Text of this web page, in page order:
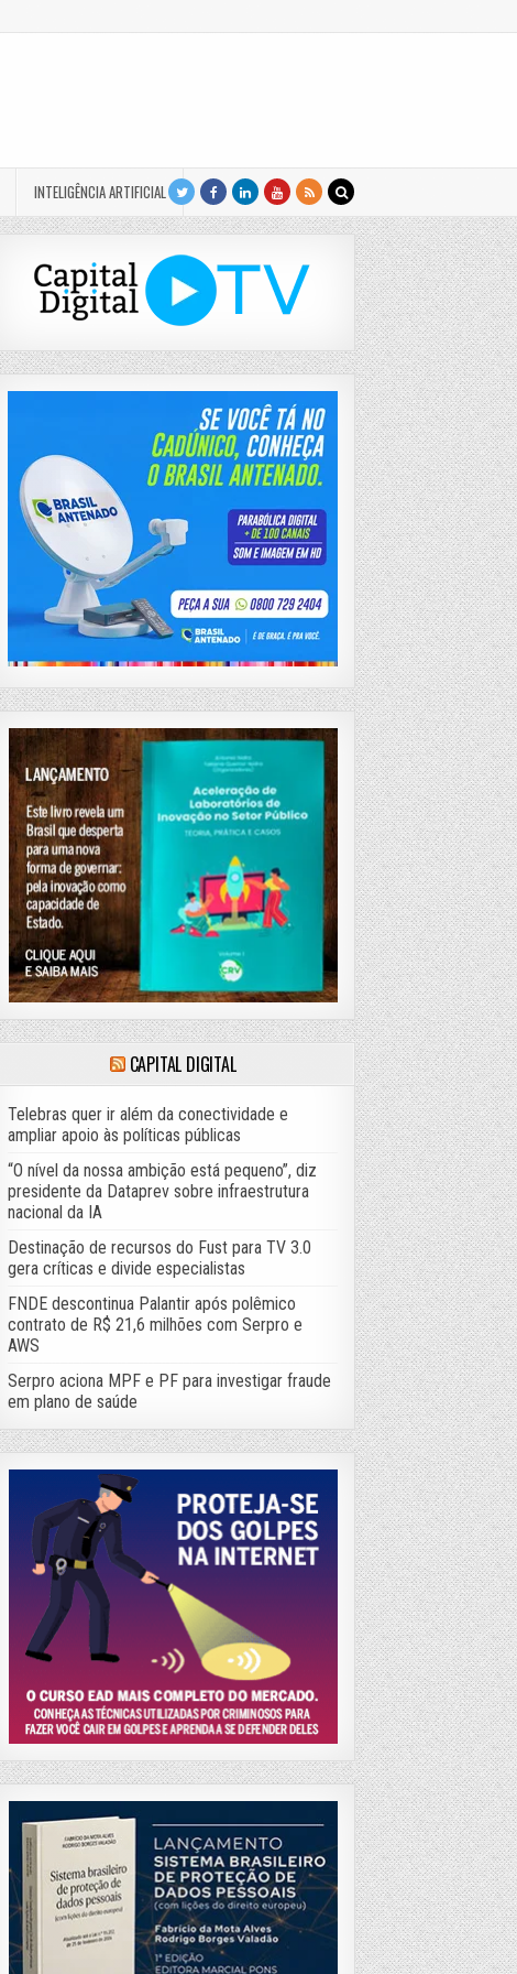
INTELIGÊNCIA ARTIFICIAL
CAPITAL DIGITAL
Telebras quer ir além da conectividade e
ampliar apoio às políticas públicas
“O nível da nossa ambição está pequeno”, diz
presidente da Dataprev sobre infraestrutura
nacional da IA
Destinação de recursos do Fust para TV 3.0
gera críticas e divide especialistas
FNDE descontinua Palantir após polêmico
contrato de R$ 21,6 milhões com Serpro e
AWS
Serpro aciona MPF e PF para investigar fraude
em plano de saúde